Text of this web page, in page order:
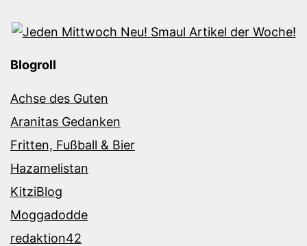
Blogroll
Achse des Guten
Aranitas Gedanken
Fritten, Fußball & Bier
Hazamelistan
KitziBlog
Moggadodde
redaktion42